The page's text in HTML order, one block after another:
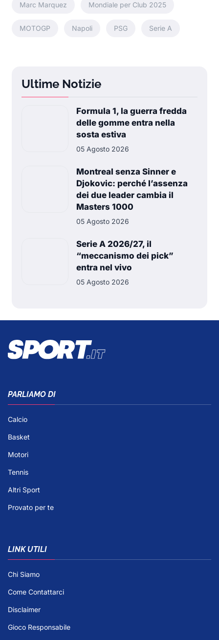
Marc Marquez Mondiale per Club 2025
MOTOGP Napoli PSG Serie A
Ultime Notizie
Formula 1, la guerra fredda
delle gomme entra nella
sosta estiva
05 Agosto 2026
Montreal senza Sinner e
Djokovic: perché l’assenza
dei due leader cambia il
Masters 1000
05 Agosto 2026
Serie A 2026/27, il
“meccanismo dei pick”
entra nel vivo
05 Agosto 2026
PARLIAMO DI
Calcio
Basket
Motori
Tennis
Altri Sport
Provato per te
LINK UTILI
Chi Siamo
Come Contattarci
Disclaimer
Gioco Responsabile